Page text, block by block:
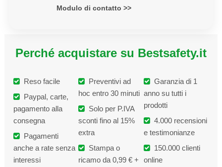
Modulo di contatto >>
Perché acquistare su Bestsafety.it
Reso facile
Paypal, carte,
pagamento alla
consegna
Pagamenti
anche a rate senza
interessi
Preventivi ad
hoc entro 30 minuti
Solo per P.IVA
sconti fino al 15%
extra
Stampa o
ricamo da 0,99 € +
Garanzia di 1
anno su tutti i
prodotti
4.000 recensioni
e testimonianze
150.000 clienti
online